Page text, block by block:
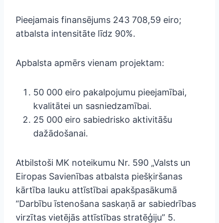
Pieejamais finansējums 243 708,59 eiro;
atbalsta intensitāte līdz 90%.
Apbalsta apmērs vienam projektam:
50 000 eiro pakalpojumu pieejamībai,
kvalitātei un sasniedzamībai.
25 000 eiro sabiedrisko aktivitāšu
dažādošanai.
Atbilstoši MK noteikumu Nr. 590 „Valsts un
Eiropas Savienības atbalsta piešķiršanas
kārtība lauku attīstībai apakšpasākumā
“Darbību īstenošana saskaņā ar sabiedrības
virzītas vietējās attīstības stratēģiju” 5.